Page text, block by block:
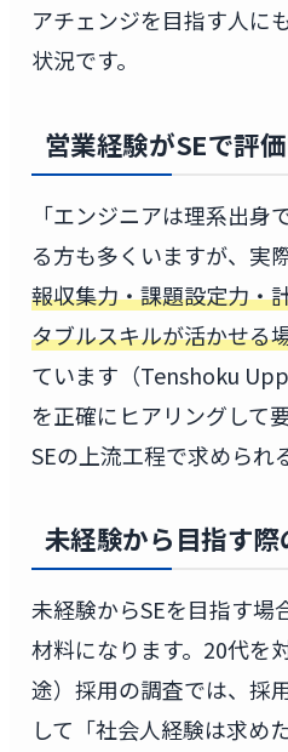
アチェンジを目指す人に
状況です。
営業経験がSEで評
「エンジニアは理系出身
る方も多くいますが、実
報収集力・課題設定力・
タブルスキルが活かせる
ています（Tenshoku
を正確にヒアリングして
SEの上流工程で求められ
未経験から目指す
未経験からSEを目指す場
材料になります。20代を
途）採用の調査では、採
して「社会人経験は求め